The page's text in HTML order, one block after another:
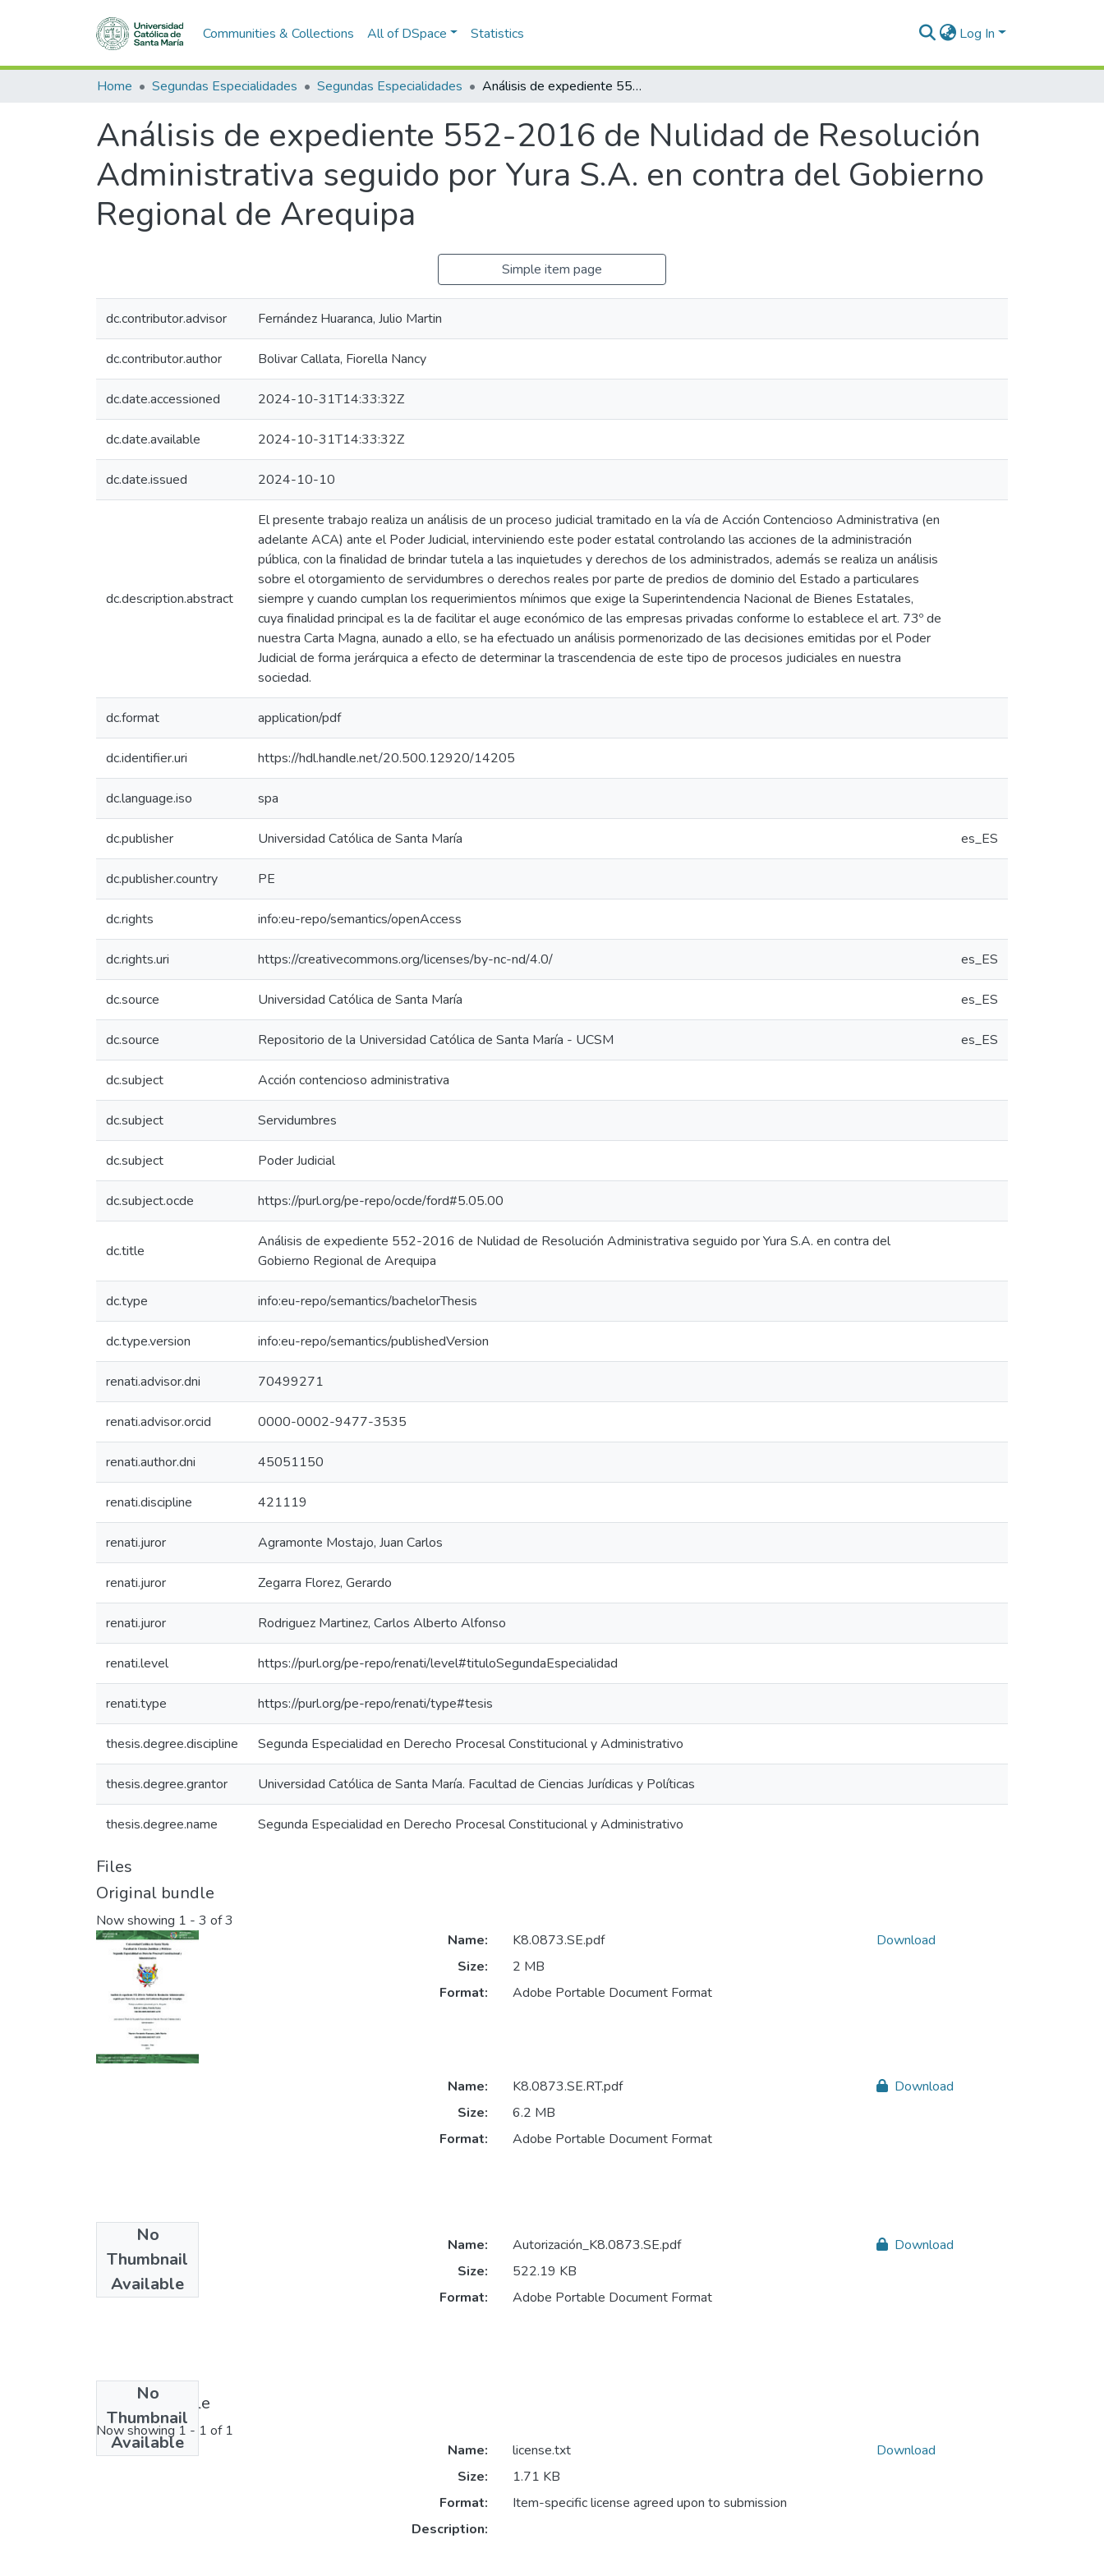
Communities & Collections All of DSpace Statistics Log In
Home Segundas Especialidades Segundas Especialidades Análisis de expediente 552-2016 de Nulidad de Resolución Administrativa seguido por Yura S.A. en contra del Gobierno Regional de Arequipa
Análisis de expediente 552-2016 de Nulidad de Resolución
Administrativa seguido por Yura S.A. en contra del Gobierno
Regional de Arequipa
Simple item page
dc.contributor.advisor Fernández Huaranca, Julio Martin
dc.contributor.author Bolivar Callata, Fiorella Nancy
dc.date.accessioned 2024-10-31T14:33:32Z
dc.date.available 2024-10-31T14:33:32Z
dc.date.issued 2024-10-10
dc.description.abstract
El presente trabajo realiza un análisis de un proceso judicial tramitado en la vía de Acción Contencioso Administrativa (en
adelante ACA) ante el Poder Judicial, interviniendo este poder estatal controlando las acciones de la administración
pública, con la finalidad de brindar tutela a las inquietudes y derechos de los administrados, además se realiza un análisis
sobre el otorgamiento de servidumbres o derechos reales por parte de predios de dominio del Estado a particulares
siempre y cuando cumplan los requerimientos mínimos que exige la Superintendencia Nacional de Bienes Estatales,
cuya finalidad principal es la de facilitar el auge económico de las empresas privadas conforme lo establece el art. 73º de
nuestra Carta Magna, aunado a ello, se ha efectuado un análisis pormenorizado de las decisiones emitidas por el Poder
Judicial de forma jerárquica a efecto de determinar la trascendencia de este tipo de procesos judiciales en nuestra
sociedad.
dc.format application/pdf
dc.identifier.uri https://hdl.handle.net/20.500.12920/14205
dc.language.iso spa
dc.publisher Universidad Católica de Santa María es_ES
dc.publisher.country PE
dc.rights info:eu-repo/semantics/openAccess
dc.rights.uri https://creativecommons.org/licenses/by-nc-nd/4.0/ es_ES
dc.source Universidad Católica de Santa María es_ES
dc.source Repositorio de la Universidad Católica de Santa María - UCSM es_ES
dc.subject Acción contencioso administrativa
dc.subject Servidumbres
dc.subject Poder Judicial
dc.subject.ocde https://purl.org/pe-repo/ocde/ford#5.05.00
dc.title
Análisis de expediente 552-2016 de Nulidad de Resolución Administrativa seguido por Yura S.A. en contra del
Gobierno Regional de Arequipa
dc.type info:eu-repo/semantics/bachelorThesis
dc.type.version info:eu-repo/semantics/publishedVersion
renati.advisor.dni 70499271
renati.advisor.orcid 0000-0002-9477-3535
renati.author.dni 45051150
renati.discipline 421119
renati.juror Agramonte Mostajo, Juan Carlos
renati.juror Zegarra Florez, Gerardo
renati.juror Rodriguez Martinez, Carlos Alberto Alfonso
renati.level https://purl.org/pe-repo/renati/level#tituloSegundaEspecialidad
renati.type https://purl.org/pe-repo/renati/type#tesis
thesis.degree.discipline Segunda Especialidad en Derecho Procesal Constitucional y Administrativo
thesis.degree.grantor Universidad Católica de Santa María. Facultad de Ciencias Jurídicas y Políticas
thesis.degree.name Segunda Especialidad en Derecho Procesal Constitucional y Administrativo
Files
Original bundle
Now showing 1 - 3 of 3
Name:
K8.0873.SE.pdf
Size:
2 MB
Format:
Adobe Portable Document Format
Download
No
Thumbnail
Available
Name:
K8.0873.SE.RT.pdf
Size:
6.2 MB
Format:
Adobe Portable Document Format
Download
No
Thumbnail
Available
Name:
Autorización_K8.0873.SE.pdf
Size:
522.19 KB
Format:
Adobe Portable Document Format
Download
License bundle
Now showing 1 - 1 of 1
Name:
license.txt
Size:
1.71 KB
Format:
Item-specific license agreed upon to submission
Description:
Download